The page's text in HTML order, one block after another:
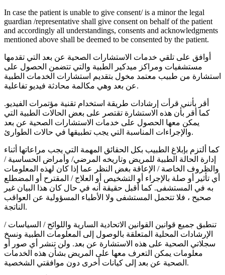
In case the patient is unable to give consent/ is a minor the legal
guardian /representative shall give consent on behalf of the patient
and accordingly all understandings, consents and acknowledgments
mentioned above shall be deemed to be consented by the patient.
أوافق على تلقي خدمات الاستشارات الصحية عن بعد التي تقدمها
مستشفيات ومراكز ميدكير الطبية والتي تتضمن الحصول على
استشارة من طبيب معتمد مخول بتقديم استشارات الخدمات الطبية
عن بعد وهي مكالمة محادثة فيديو تفاعلية.
أقر بأنني قرأت إرشادات طريقة استخدام تقنية مؤتمرات الفيديو.
كما أقر بأن هذه الاستشارة تقتصر على بعض الحالات الطبية التي
يمكن معها الحصول على خدمات الاستشارات الصحية عن بعد
والإجراءات المناسبة التي يجب تطبيقها في حالات الطوارئ.
كما ألتزم بإبلاغ الطبيب بكل الحقائق المهمة التي يجب مراعاتها أثناء
إدارة الحالة الطبية للمريض وتاريخه المرضي/ وأمراض الحساسية /
والظروف الخاصة / الإعاقة بغض النظر عما إذا كان لهذه المعلومات
أي تأثير أو صلة بالإجراء أو التشخيص أو العلاج / المقترح أو المضطلع
به في المستشفى. كما أقبل حقيقة أنه في حال كان هذا البيان غير
صحيح ، فلا تتحمل المستشفى ولا الأطباء المسؤولية عن العواقب
الناتجة.
تنطبق جميع قوانين القوانين الاتحادية السارية واللوائح / السياسات /
الإرشادات المحلية المتعلقة بالوصول إلى المعلومات الطبية ونسخ
سجلاتي الصحية على هذه الاستشارة عن بعد. ولن تنشر أي صور أو
معلومات يمكن التعرف معها على المريض بشأن هذه الخدمات
الصحية عن بعد إلى كيانات أخرى دون موافقتي الشخصية.